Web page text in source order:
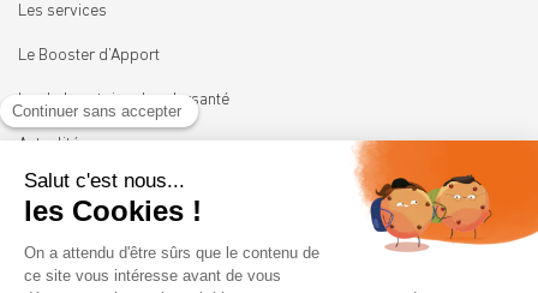
Les services
Le Booster d’Apport
Les Laboratoires Leadersanté
Actualités
Nous rejoindre
92100 BOULOGNE-BILLANCOURT